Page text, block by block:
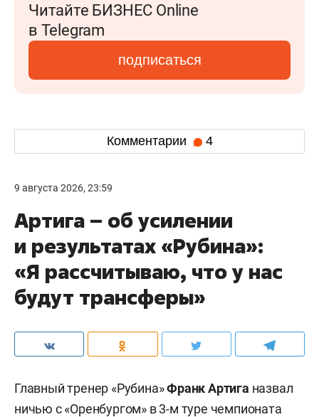
Читайте БИЗНЕС Online
в Telegram
подписаться
Комментарии 4
9 августа 2026, 23:59
Артига – об усилении
и результатах «Рубина»:
«Я рассчитываю, что у нас
будут трансферы»
Главный тренер «Рубина»Франк Артига назвал
ничью с «Оренбургом» в 3-м туре чемпионата